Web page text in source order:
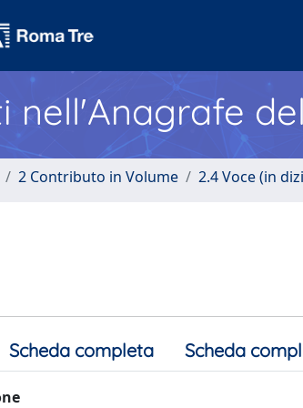
nell'Anagrafe
2 Contributo in Volume 2.4 Voce (in
Scheda completa Scheda